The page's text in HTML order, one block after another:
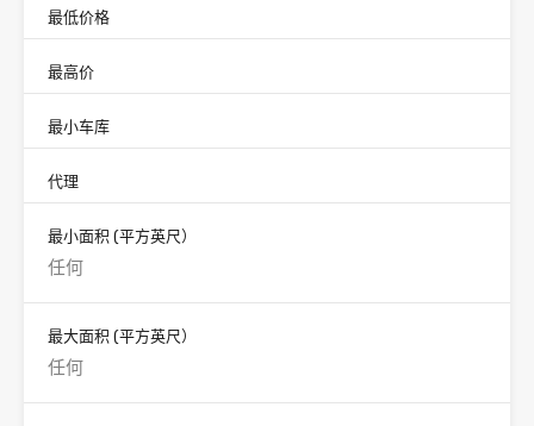
最低价格
最高价
最小车库
代理
最小面积 (平方英尺）
最大面积 (平方英尺）